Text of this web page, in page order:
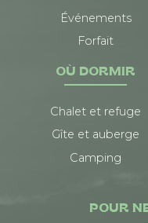
Événements
Forfait
OÙ DORMIR
Chalet et refuge
Gîte et auberge
Camping
POUR